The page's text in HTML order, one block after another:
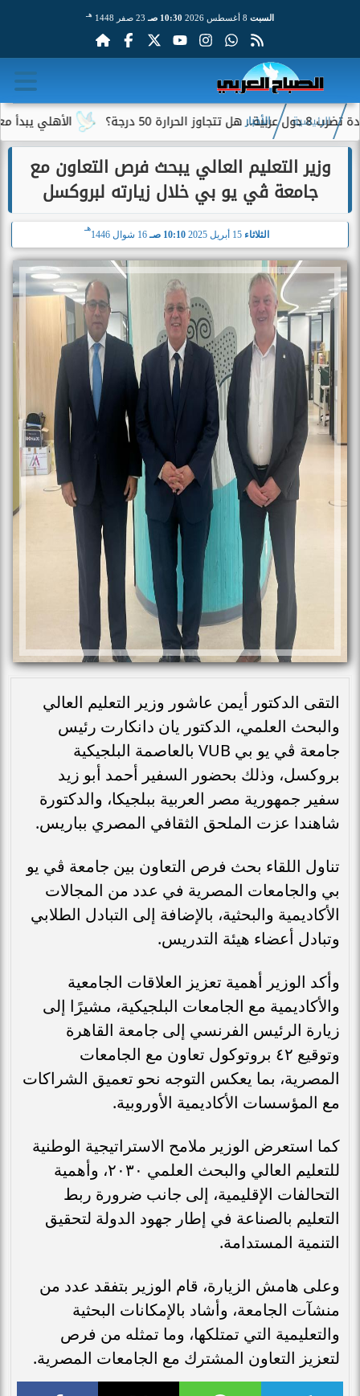
السبت 10:30 صـ 23 صفر 1448 هـ
الأهلي يبدأ معسكر الرئيسية الأخبار
وزير التعليم العالي يبحث فرص التعاون مع
جامعة ڤي يو بي خلال زيارته لبروكسل
الثلاثاء 10:10 صـ 16 شوال 1446
هـ
التقى الدكتور أيمن عاشور وزير التعليم العالي
والبحث العلمي، الدكتور يان دانكارت رئيس
جامعة ڤي يو بي VUB بالعاصمة البلجيكية
بروكسل، وذلك بحضور السفير أحمد أبو زيد
سفير جمهورية مصر العربية ببلجيكا، والدكتورة
شاهندا عزت الملحق الثقافي المصري بباريس.
تناول اللقاء بحث فرص التعاون بين جامعة ڤي يو
بي والجامعات المصرية في عدد من المجالات
الأكاديمية والبحثية، بالإضافة إلى التبادل الطلابي
وتبادل أعضاء هيئة التدريس.
وأكد الوزير أهمية تعزيز العلاقات الجامعية
والأكاديمية مع الجامعات البلجيكية، مشيرًا إلى
زيارة الرئيس الفرنسي إلى جامعة القاهرة
وتوقيع ٤٢ بروتوكول تعاون مع الجامعات
المصرية، بما يعكس التوجه نحو تعميق الشراكات
مع المؤسسات الأكاديمية الأوروبية.
كما استعرض الوزير ملامح الاستراتيجية الوطنية
للتعليم العالي والبحث العلمي ٢٠٣٠، وأهمية
التحالفات الإقليمية، إلى جانب ضرورة ربط
التعليم بالصناعة في إطار جهود الدولة لتحقيق
التنمية المستدامة.
وعلى هامش الزيارة، قام الوزير بتفقد عدد من
منشآت الجامعة، وأشاد بالإمكانات البحثية
والتعليمية التي تمتلكها، وما تمثله من فرص
لتعزيز التعاون المشترك مع الجامعات المصرية.